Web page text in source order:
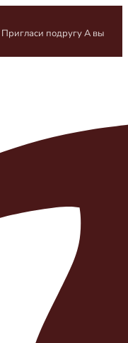
Пригласи подругуА вы